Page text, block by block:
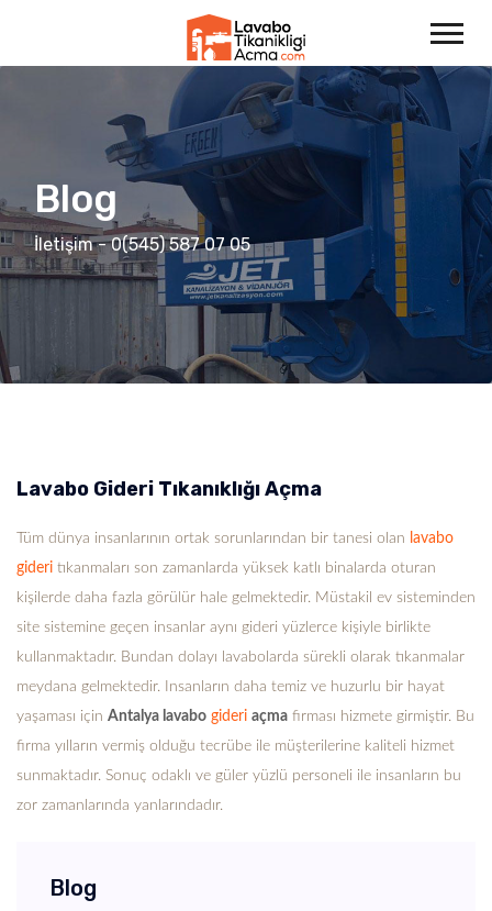
Blog
İletişim - 0(545) 587 07 05
Lavabo Gideri Tıkanıklığı Açma
Tüm dünya insanlarının ortak sorunlarından bir tanesi olan lavabo
gideri tıkanmaları son zamanlarda yüksek katlı binalarda oturan
kişilerde daha fazla görülür hale gelmektedir. Müstakil ev sisteminden
site sistemine geçen insanlar aynı gideri yüzlerce kişiyle birlikte
kullanmaktadır. Bundan dolayı lavabolarda sürekli olarak tıkanmalar
meydana gelmektedir. Insanların daha temiz ve huzurlu bir hayat
yaşaması için Antalya lavabo gideri açma firması hizmete girmiştir. Bu
firma yılların vermiş olduğu tecrübe ile müşterilerine kaliteli hizmet
sunmaktadır. Sonuç odaklı ve güler yüzlü personeli ile insanların bu
zor zamanlarında yanlarındadır.
Blog